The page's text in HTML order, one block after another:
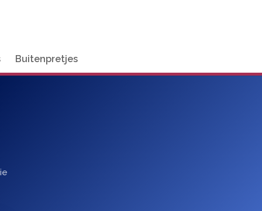
Buitenpretjes